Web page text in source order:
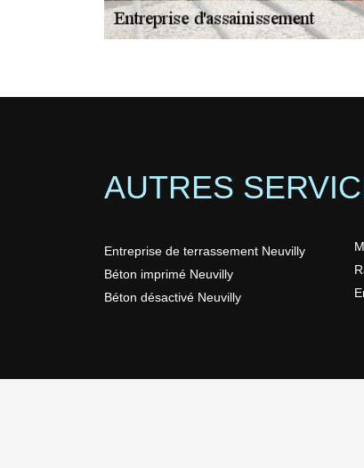
AUTRES
Entreprise de terrassement Neuvilly
Béton imprimé Neuvilly
Béton désactivé Neuvilly